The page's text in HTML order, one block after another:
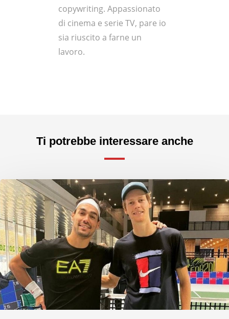
copywriting. Appassionato
di cinema e serie TV, pare io
sia riuscito a farne un
lavoro.
Ti potrebbe interessare anche